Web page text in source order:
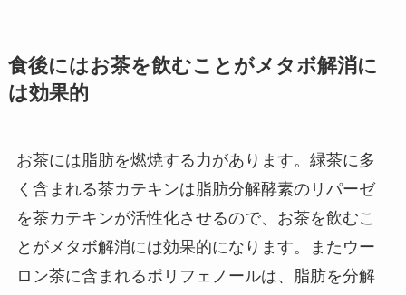
食後にはお茶を飲むことがメタボ解消に
は効果的
お茶には脂肪を燃焼する力があります。緑茶に多
く含まれる茶カテキンは脂肪分解酵素のリパーゼ
を茶カテキンが活性化させるので、お茶を飲むこ
とがメタボ解消には効果的になります。またウー
ロン茶に含まれるポリフェノールは、脂肪を分解